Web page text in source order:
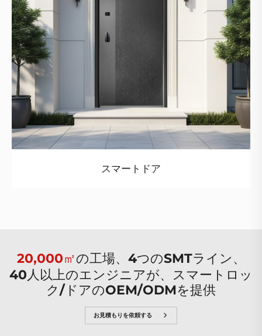
スマートドア
20,000㎡の工場、4つのSMTライン、
40人以上のエンジニアが、スマートロッ
ク/ドアのOEM/ODMを提供
お見積もりを依頼する